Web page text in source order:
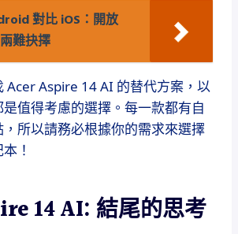
對比 iOS：開放
難抉擇
Acer Aspire 14 AI 的替代方案，以
值得考慮的選擇。每一款都有自
所以請務必根據你的需求來選擇
！
14 AI: 結尾的思考